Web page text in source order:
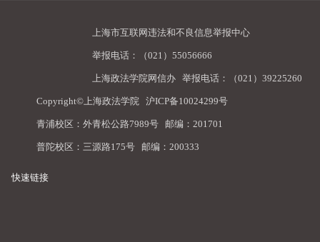
上海市互联网违法和不良信息举报中心
举报电话：（021）55056666
上海政法学院网信办 举报电话：（021）39225260
Copyright©上海政法学院 沪ICP备10024299号
青浦校区：外青松公路7989号 邮编：201701
普陀校区：三源路175号 邮编：200333
快速链接